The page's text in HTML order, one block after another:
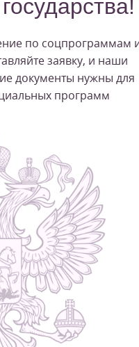
по соцпрограммам
заявку, и наши
документы нужны для
программ